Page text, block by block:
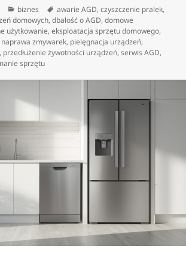
Kategorie
biznes Tagi
awarie AGD,czyszczenie pralek,
domowych,dbałość o AGD,domowe
użytkowanie,eksploatacja sprzętu domowego,
naprawa zmywarek, pielęgnacja urządzeń,
, przedłużenie żywotności urządzeń,serwis AGD,
sprzętu